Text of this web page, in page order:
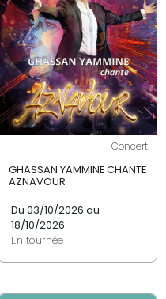
Concert
GHASSAN YAMMINE CHANTE
AZNAVOUR
Du 03/10/2026 au
18/10/2026
En tournée